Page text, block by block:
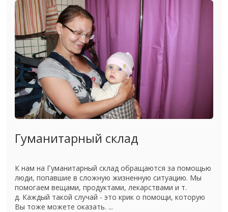
Гуманитарный склад
К нам на Гуманитарный склад обращаются за помощью
люди, попавшие в сложную жизненную ситуацию. Мы
помогаем вещами, продуктами, лекарствами и т.
д. Каждый такой случай - это крик о помощи, которую
Вы тоже можете оказать. ...